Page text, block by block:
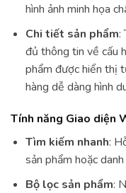
hình ảnh minh họa
Chi tiết sản phẩm:
đủ thông tin về cấu
phẩm được hiển thị
hàng dễ dàng hình
Tính năng Giao diện
Tìm kiếm nhanh:
sản phẩm hoặc
Bộ lọc sản phẩm: